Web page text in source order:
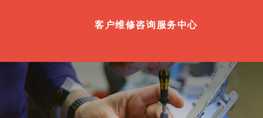
客户维修咨询服务中心